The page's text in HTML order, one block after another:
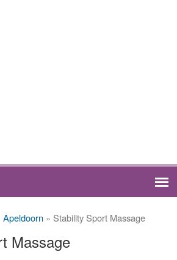
Apeldoorn » Stability Sport Massage
Massage